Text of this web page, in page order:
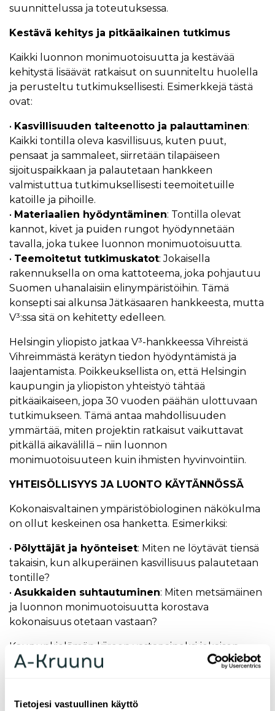
Tietojesi vastuullinen käyttö
suunnittelussa ja toteutuksessa.
Kestävä kehitys ja pitkäaikainen tutkimus
Kaikki luonnon monimuotoisuutta ja kestävää
kehitystä lisäävät ratkaisut on suunniteltu huolella
ja perusteltu tutkimuksellisesti. Esimerkkejä tästä
ovat:
• Kasvillisuuden talteenotto ja palauttaminen:
Kaikki tontilla oleva kasvillisuus, kuten puut,
pensaat ja sammaleet, siirretään tilapäiseen
sijoituspaikkaan ja palautetaan hankkeen
valmistuttua tutkimuksellisesti teemoitetuille
katoille ja pihoille.
• Materiaalien hyödyntäminen: Tontilla olevat
kannot, kivet ja puiden rungot hyödynnetään
tavalla, joka tukee luonnon monimuotoisuutta.
• Teemoitetut tutkimuskatot: Jokaisella
rakennuksella on oma kattoteema, joka pohjautuu
Suomen uhanalaisiin elinympäristöihin. Tämä
konsepti sai alkunsa Jätkäsaaren hankkeesta, mutta
V³:ssa sitä on kehitetty edelleen.
Helsingin yliopisto jatkaa V³-hankkeessa Vihreistä
Vihreimmästä kerätyn tiedon hyödyntämistä ja
laajentamista. Poikkeuksellista on, että Helsingin
kaupungin ja yliopiston yhteistyö tähtää
pitkäaikaiseen, jopa 30 vuoden päähän ulottuvaan
tutkimukseen. Tämä antaa mahdollisuuden
ymmärtää, miten projektin ratkaisut vaikuttavat
pitkällä aikavälillä – niin luonnon
monimuotoisuuteen kuin ihmisten hyvinvointiin.
YHTEISÖLLISYYS JA LUONTO KÄYTÄNNÖSSÄ
Kokonaisvaltainen ympäristöbiologinen näkökulma
on ollut keskeinen osa hanketta. Esimerkiksi:
• Pölyttäjät ja hyönteiset: Miten ne löytävät tiensä
takaisin, kun alkuperäinen kasvillisuus palautetaan
tontille?
• Asukkaiden suhtautuminen: Miten metsämäinen
ja luonnon monimuotoisuutta korostava
kokonaisuus otetaan vastaan?
Kaupunkielämän kiireen vastapainoksi jokaisen
rakennuksen katolle on suunniteltu
Paratiisikatto
elementtejä, kuten hedelmä- ja keittiöpuutarhat